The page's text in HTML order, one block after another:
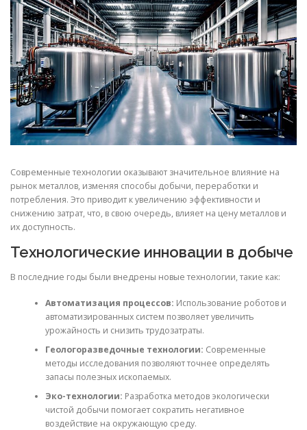
СТАТЬИ
Современные технологии оказывают значительное влияние на
рынок металлов, изменяя способы добычи, переработки и
потребления. Это приводит к увеличению эффективности и
снижению затрат, что, в свою очередь, влияет на цену металлов и
их доступность.
Технологические инновации в добыче
В последние годы были внедрены новые технологии, такие как:
Автоматизация процессов: Использование роботов и
автоматизированных систем позволяет увеличить
урожайность и снизить трудозатраты.
Геологоразведочные технологии: Современные
методы исследования позволяют точнее определять
запасы полезных ископаемых.
Эко-технологии: Разработка методов экологически
чистой добычи помогает сократить негативное
воздействие на окружающую среду.